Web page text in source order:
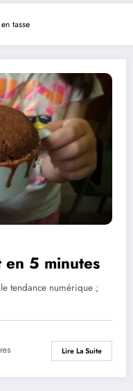
tasse
en 5 minutes
tendance numérique ;
Lire La Suite